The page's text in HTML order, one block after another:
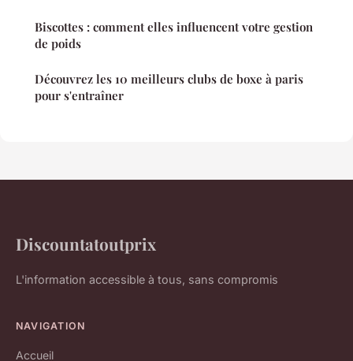
Biscottes : comment elles influencent votre gestion
de poids
Découvrez les 10 meilleurs clubs de boxe à paris
pour s'entraîner
Discountatoutprix
L'information accessible à tous, sans compromis
NAVIGATION
Accueil